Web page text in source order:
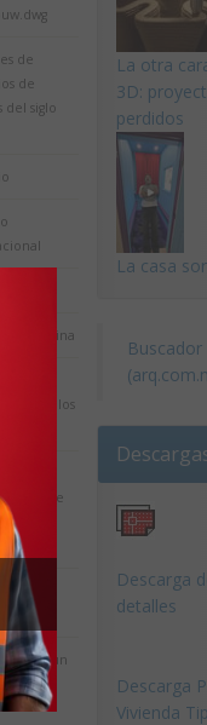
de
de
del siglo
de oficina
de la
y los
de
edificio
de un
de 20
La otra
3D:
perdidos
La casa
Descarga
detalles
Descarga
Vivienda